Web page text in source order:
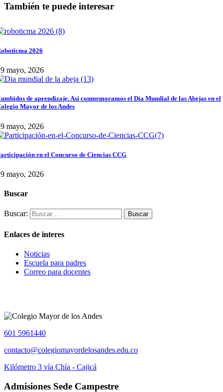
También te puede interesar
2026
mayo, 2026
de aprendizaje. Así conmemoramos el Día Mundial de las Abejas en el
Mayor de los Andes
mayo, 2026
en el Concurso de Ciencias CCG
mayo, 2026
Buscar
Buscar:
Enlaces de interes
Noticias
Escuela para padres
Correo para docentes
601 5961440
contacto@colegiomayordelosandes.edu.co
Kilómetro 3 vía Chía - Cajicá
Admisiones Sede Campestre